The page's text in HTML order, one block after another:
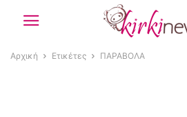
Αρχική Ετικέτες ΠΑΡΑΒΟΛΑ